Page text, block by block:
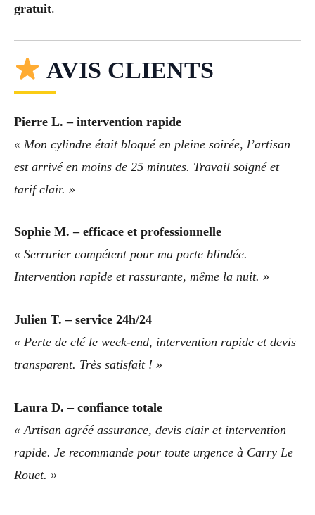
gratuit.
AVIS CLIENTS
Pierre L. – intervention rapide
« Mon cylindre était bloqué en pleine soirée, l’artisan
est arrivé en moins de 25 minutes. Travail soigné et
tarif clair. »
Sophie M. – efficace et professionnelle
« Serrurier compétent pour ma porte blindée.
Intervention rapide et rassurante, même la nuit. »
Julien T. – service 24h/24
« Perte de clé le week-end, intervention rapide et devis
transparent. Très satisfait ! »
Laura D. – confiance totale
« Artisan agréé assurance, devis clair et intervention
rapide. Je recommande pour toute urgence à Carry Le
Rouet. »